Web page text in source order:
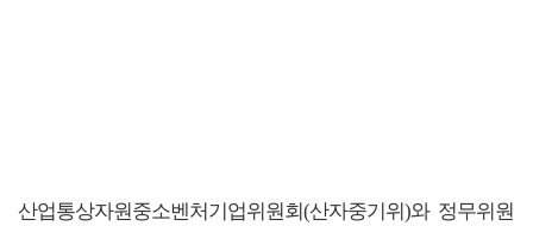
산업통상자원중소벤처기업위원회(산자중기위)와 정무위원